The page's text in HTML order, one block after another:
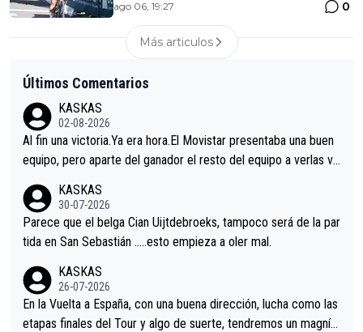
ago 06, 19:27 0
Más articulos
Últimos Comentarios
KASKAS
02-08-2026
Al fin una victoria.Ya era hora.El Movistar presentaba una buen
equipo, pero aparte del ganador el resto del equipo a verlas ve
s.La única buena noticia es la mejoría de Enric Más en San Seb
astian.Si en la Vuelta a Burgos sigue la mejoría, podríamos ten
er alguna sorpresa en la Vuelta.Ojalá.
KASKAS
30-07-2026
Parece que el belga Cian Uijtdebroeks, tampoco será de la par
tida en San Sebastián …..esto empieza a oler mal.
KASKAS
26-07-2026
En la Vuelta a España, con una buena dirección, lucha como las
etapas finales del Tour y algo de suerte, tendremos un magnífi